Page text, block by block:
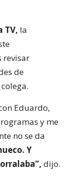
TV, la
revisar
de
Eduardo,
y me
no se da
Y
dijo.